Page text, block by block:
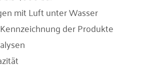
mit Luft unter Wasser
der Produkte